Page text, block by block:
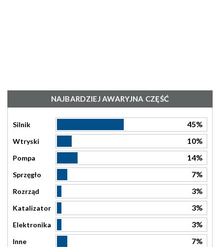
NAJBARDZIEJ AWARYJNA CZĘŚĆ
Silnik 45%
Wtryski 10%
Pompa 14%
Sprzęgło 7%
Rozrząd 3%
Katalizator 3%
Elektronika 3%
Inne 7%